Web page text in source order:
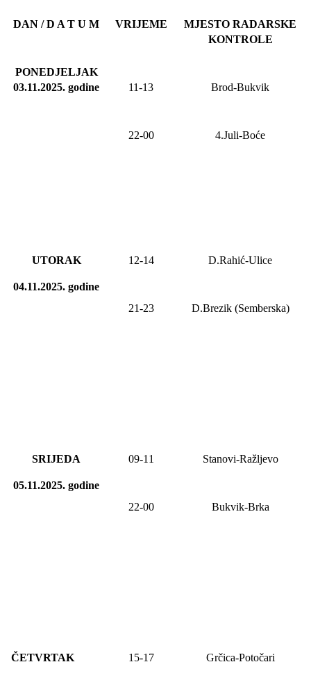
DAN / D A T U M VRIJEME
MJESTO RADARSKE
KONTROLE
PONEDJELJAK
03.11.2025. godine 11-13 Brod-Bukvik
22-00 4.Juli-Boće
UTORAK
04.11.2025. godine
12-14 D.Rahić-Ulice
21-23 D.Brezik (Semberska)
SRIJEDA
05.11.2025. godine
09-1 1 Stanovi-Ražljevo
22-00 Bukvik-Brka
ČETVRTAK 15-17 Grčica-Potočari